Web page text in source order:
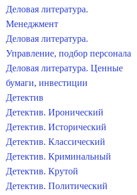
Деловая литература.
Менеджмент
Деловая литература.
Управление, подбор персонала
Деловая литература. Ценные
бумаги, инвестиции
Детектив
Детектив. Иронический
Детектив. Исторический
Детектив. Классический
Детектив. Криминальный
Детектив. Крутой
Детектив. Политический